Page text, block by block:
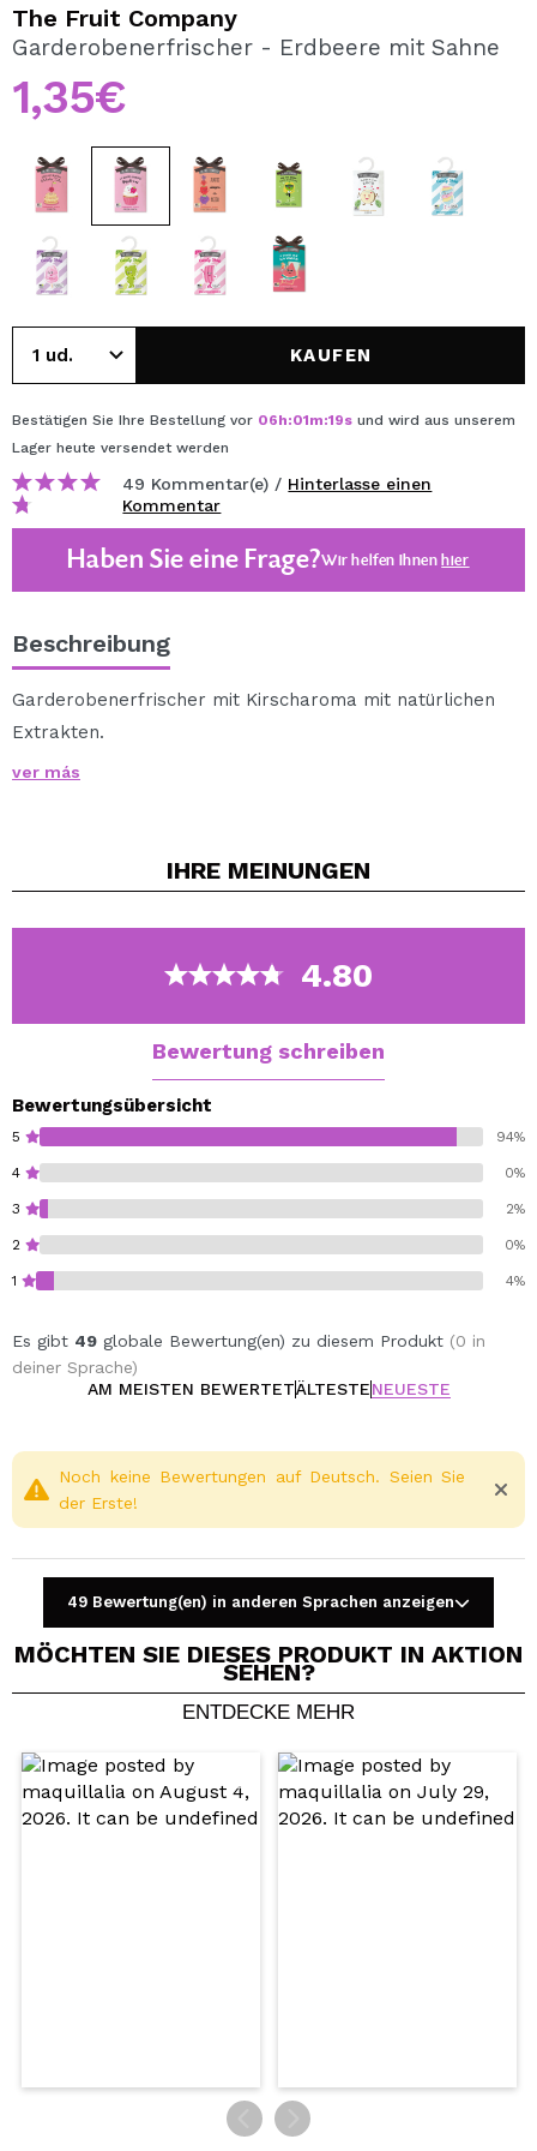
REGISTRIEREN
Durch die Erstellung eines Kontos bei Maquillalia.de
können Sie Ihre Einkäufe schnell tätigen, den Status Ihrer
einsehen.
BENUTZERKONTO ERSTELLEN
The Fruit Company
Garderobenerfrischer - Erdbeere mit Sahne
1,35€
KAUFEN
Bestätigen Sie Ihre Bestellung vor 06h:01m:19s und wird aus unserem
Lager heute versendet werden
49 Kommentar(e) / Hinterlasse einen
Kommentar
Haben Sie eine Frage?Wir helfen Ihnenhier
Beschreibung
Garderobenerfrischer mit Kirscharoma mit natürlichen
Extrakten.
Olfaktorische Beschreibung: Parfüm mit einem Strauß
roter Früchte, erfrischt mit grünen Noten und einem
leicht blumigen Hintergrund.
ver más
IHRE MEINUNGEN
4.80
Bewertung schreiben
Bewertungsübersicht
5 94%
4 0%
3 2%
2 0%
1 4%
Es gibt 49 globale Bewertung(en) zu diesem Produkt (0 in
deiner Sprache)
AM MEISTEN BEWERTETÄLTESTENEUESTE
Ein Video oder Foto teilen
Dein Video könnte das erste sein. Stell es dir vor...
Würden Sie diesen Kauf empfehlen? Ja Nein
Noch keine Bewertungen auf Deutsch. Seien Sie
der Erste!
49 Bewertung(en) in anderen Sprachen anzeigen
MÖCHTEN SIE DIESES PRODUKT IN AKTION
SEHEN?
ENTDECKE MEHR